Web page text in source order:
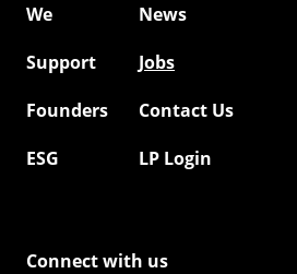
We
News
Support
Jobs
Founders
Contact Us
ESG
LP Login
Connect with us